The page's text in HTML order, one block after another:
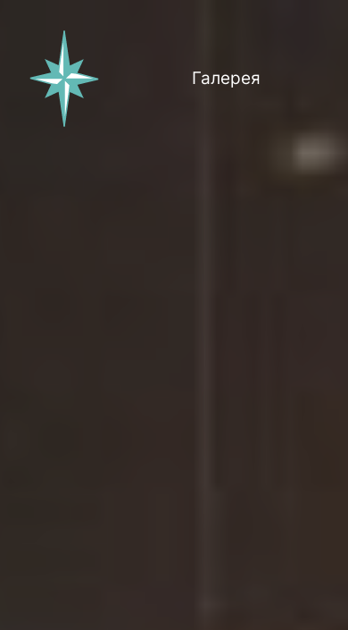
Галерея